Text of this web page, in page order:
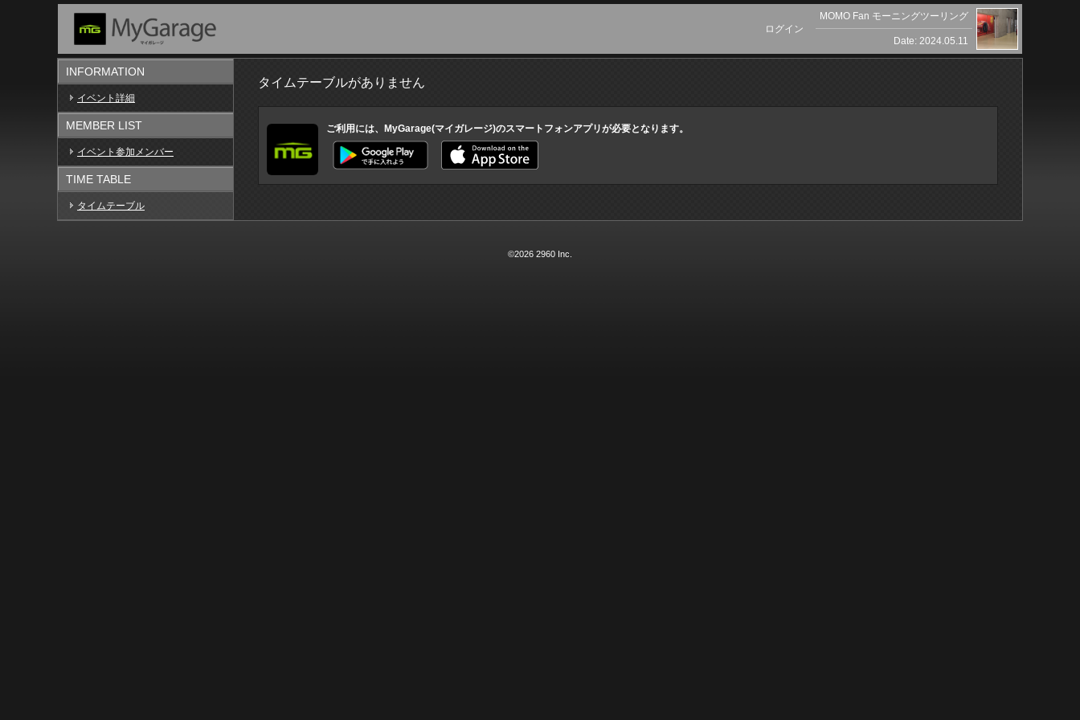
ログイン
MOMO Fan モーニングツーリング
Date: 2024.05.11
INFORMATION
イベント詳細
MEMBER LIST
イベント参加メンバー
TIME TABLE
タイムテーブル
タイムテーブルがありません
ご利用には、MyGarage(マイガレージ)のスマートフォンアプリが必要となります。
©2026 2960 Inc.